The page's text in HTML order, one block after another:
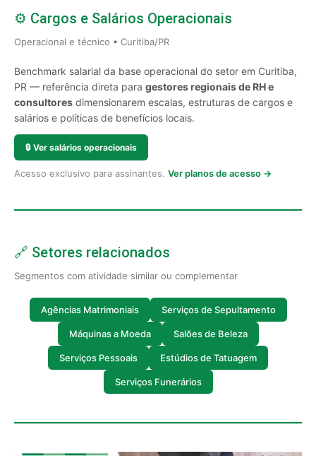
⚙️ Cargos e Salários Operacionais
Operacional e técnico • Curitiba/PR
Benchmark salarial da base operacional do setor em Curitiba,
PR — referência direta para gestores regionais de RH e
consultores dimensionarem escalas, estruturas de cargos e
salários e políticas de benefícios locais.
🔒 Ver salários operacionais
Acesso exclusivo para assinantes. Ver planos de acesso →
🔗 Setores relacionados
Segmentos com atividade similar ou complementar
Agências Matrimoniais Serviços de Sepultamento
Máquinas a Moeda Salões de Beleza
Serviços Pessoais Estúdios de Tatuagem
Serviços Funerários